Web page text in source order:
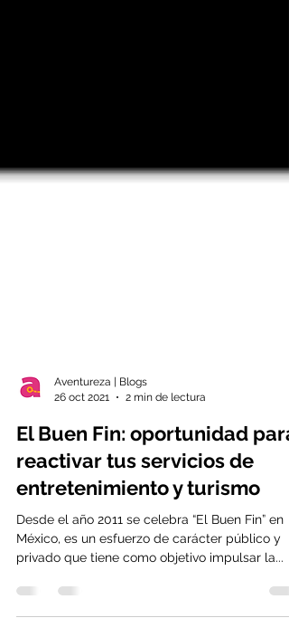
26 oct 2021
2 min de lectura
El Buen Fin: oportunidad para
reactivar tus servicios de
entretenimiento y turismo
Desde el año 2011 se celebra “El Buen Fin” en
privado que tiene como objetivo impulsar la...